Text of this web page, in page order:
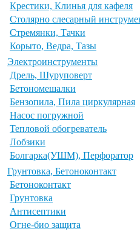
Крестики, Клинья для кафеля
Столярно слесарный
Стремянки, Тачки
Корыто, Ведра, Тазы
Электроинструменты
Дрель, Шуруповерт
Бетономешалки
Бензопила, Пила циркулярная
Насос погружной
Тепловой обогреватель
Лобзики
Болгарка(УШМ), Перфоратор
Грунтовка, Бетоноконтакт
Бетоноконтакт
Грунтовка
Антисептики
Огне-био защита